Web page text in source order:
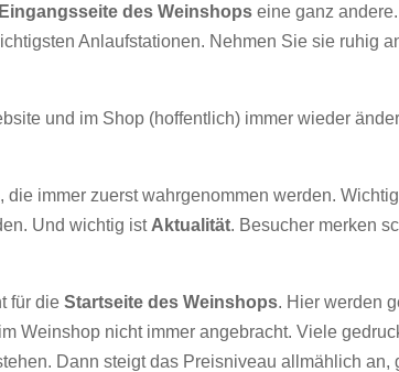
Eingangsseite des Weinshops eine ganz
Anlaufstationen. Nehmen Sie sie ruhig
und im Shop (hoffentlich) immer wieder
, die immer zuerst wahrgenommen werden.
Und wichtig ist Aktualität. Besucher merken
für dieStartseite des Weinshops. Hier werden
Weinshop nicht immer angebracht. Viele
Dann steigt das Preisniveau allmählich